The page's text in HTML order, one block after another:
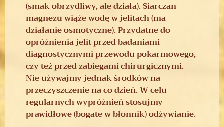
(smak obrzydliwy, ale działa). Siarczan
magnezu wiąże wodę w jelitach (ma
działanie osmotyczne). Przydatne do
opróżnienia jelit przed badaniami
diagnostycznymi przewodu pokarmowego,
czy też przed zabiegami chirurgicznymi.
Nie używajmy jednak środków na
przeczyszczenie na co dzień. W celu
regularnych wypróżnień stosujmy
prawidłowe (bogate w błonnik) odżywianie.